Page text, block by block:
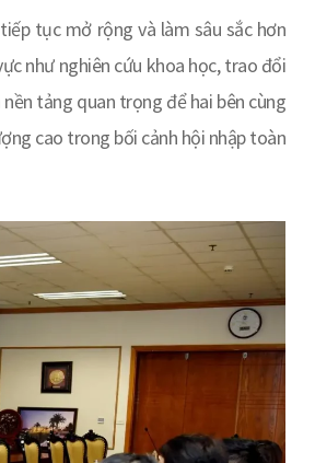
tục mở rộng và làm sâu sắc hơn
như nghiên cứu khoa học, trao đổi
tảng quan trọng để hai bên cùng
cao trong bối cảnh hội nhập toàn